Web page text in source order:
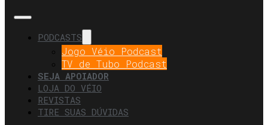
PODCASTS
Jogo Véio Podcast
TV de Tubo Podcast
SEJA APOIADOR
LOJA DO VÉIO
REVISTAS
TIRE SUAS DÚVIDAS